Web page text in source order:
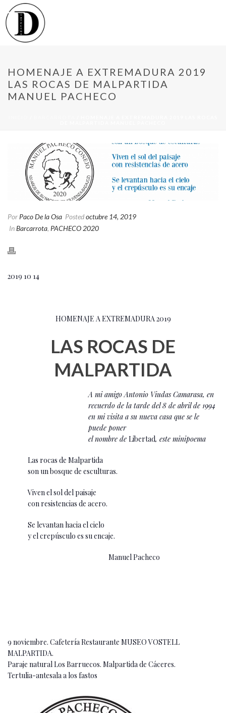
HOMENAJE A EXTREMADURA 2019
LAS ROCAS DE MALPARTIDA
MANUEL PACHECO
Por Paco De la Osa Postedoctubre 14, 2019
InBarcarrota, PACHECO 2020
2019 10 14
HOMENAJE A EXTREMADURA 2019
LAS ROCAS DE
MALPARTIDA
A mi amigo Antonio Viudas Camarasa, en
recuerdo de la tarde del 8 de abril de 1994
en mi visita a su nueva casa que se le
puede poner
el nombre de Libertad, este minipoema
Las rocas de Malpartida
son un bosque de esculturas.
Viven el sol del paisaje
con resistencias de acero.
Se levantan hacia el cielo
y el crepúsculo es su encaje.
Manuel Pacheco
9 noviembre. Cafetería Restaurante MUSEO VOSTELL
MALPARTIDA.
Paraje natural Los Barruecos. Malpartida de Cáceres.
Tertulia-antesala a los fastos